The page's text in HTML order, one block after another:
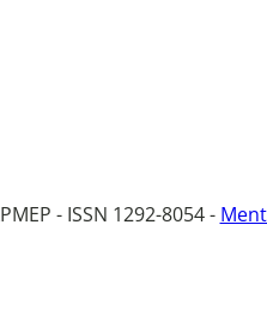
- ISSN 1292-8054 -